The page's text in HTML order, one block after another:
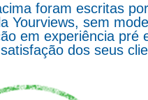
foram escritas
Yourviews, sem
em experiência pré
dos seus